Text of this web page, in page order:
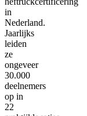
in
Nederland.
Jaarlijks
leiden
ze
ongeveer
30.000
deelnemers
op in
22